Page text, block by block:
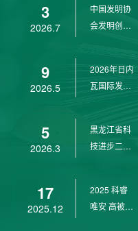
3
2026.7
中国发明协
会发明创业
9
2026.5
2026年日内
瓦国际发明
5
2026.3
黑龙江省科
技进步二等
17
2025.12
2025 科睿
唯安 高被引